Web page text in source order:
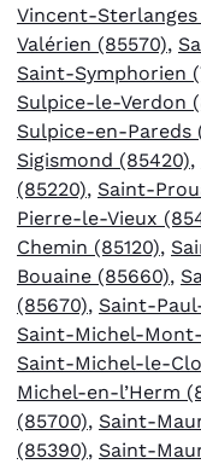
Vincent-Sterlanges
Valérien (85570),
Saint-Symphorien
Sulpice-le-Verdon
Sulpice-en-Pareds
Sigismond (85420),
(85220), Saint-
Pierre-le-Vieux
Chemin (85120),
Bouaine (85660),
(85670), Saint-
Saint-Michel-
Saint-Michel-le-
Michel-en-l’Herm
(85700), Saint-
(85390), Saint-